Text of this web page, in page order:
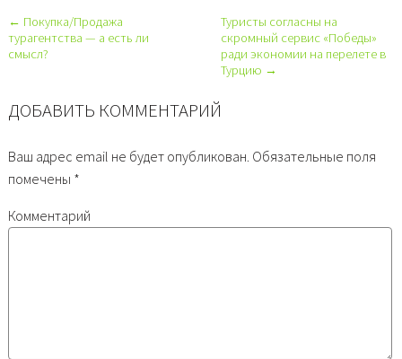
← Покупка/Продажа
турагентства — а есть ли
смысл?
Туристы согласны на
скромный сервис «Победы»
ради экономии на перелете в
Турцию →
ДОБАВИТЬ КОММЕНТАРИЙ
Ваш адрес email не будет опубликован. Обязательные поля
помечены *
Комментарий